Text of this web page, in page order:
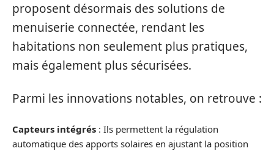
proposent désormais des solutions de
menuiserie connectée, rendant les
habitations non seulement plus pratiques,
mais également plus sécurisées.
Parmi les innovations notables, on retrouve :
Capteurs intégrés : Ils permettent la régulation
automatique des apports solaires en ajustant la position